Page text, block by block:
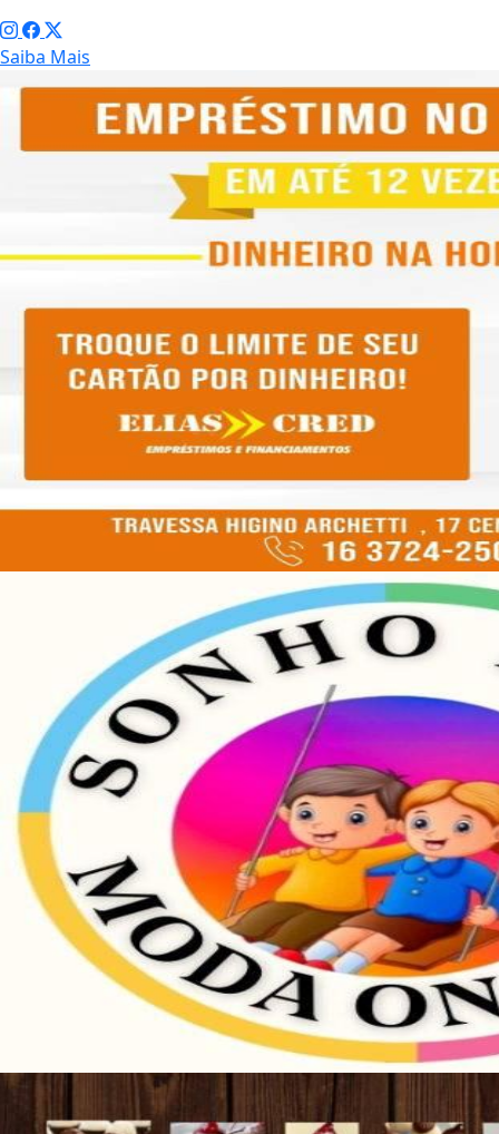
Saiba Mais